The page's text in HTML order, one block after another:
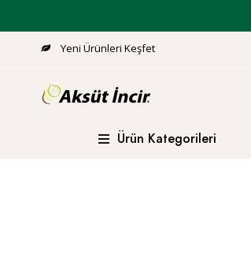
Yeni Ürünleri Keşfet
Ürün Kategorileri